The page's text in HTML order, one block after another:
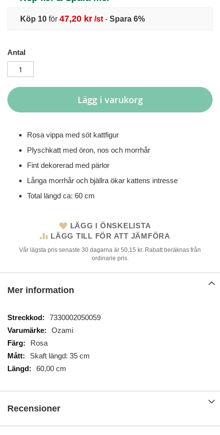
Köp 10 för 47,20 kr /st - Spara 6%
Antal
Lägg i varukorg
Rosa vippa med söt kattfigur
Plyschkatt med öron, nos och morrhår
Fint dekorerad med pärlor
Långa morrhår och bjällra ökar kattens intresse
Total längd ca: 60 cm
LÄGG I ÖNSKELISTA
LÄGG TILL FÖR ATT JÄMFÖRA
Vår lägsta pris senaste 30 dagarna är 50,15 kr. Rabatt beräknas från
ordinarie pris.
Mer information
Mer
information
7330002050059
Ozami
Rosa
Skaft längd: 35 cm
60,00 cm
Recensioner